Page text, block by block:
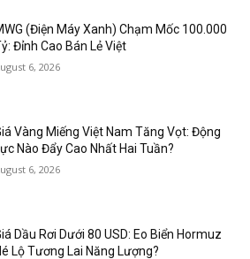
(Điện Máy Xanh) Chạm Mốc 100.000
Đỉnh Cao Bán Lẻ Việt
6, 2026
Vàng Miếng Việt Nam Tăng Vọt: Động
Nào Đẩy Cao Nhất Hai Tuần?
6, 2026
Dầu Rơi Dưới 80 USD: Eo Biển Hormuz
Lộ Tương Lai Năng Lượng?